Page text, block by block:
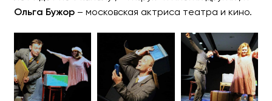
Ольга Бужор– московская актриса театра и кино.